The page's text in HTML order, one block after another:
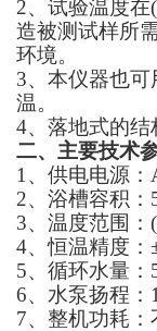
2、试验温度
造被测试样所
环境。
3、本仪器也
温。
4、落地式的结
二、主要技术
1、供电电源：
2、浴槽容积：
3、温度范围
4、恒温精度：
5、循环水量：
6、水泵扬程：
7、整机功耗：